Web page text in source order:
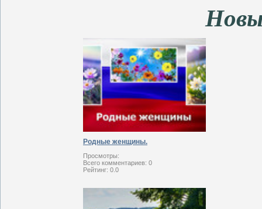
Родные женщины.
Просмотры:
Всего комментариев: 0
Рейтинг: 0.0